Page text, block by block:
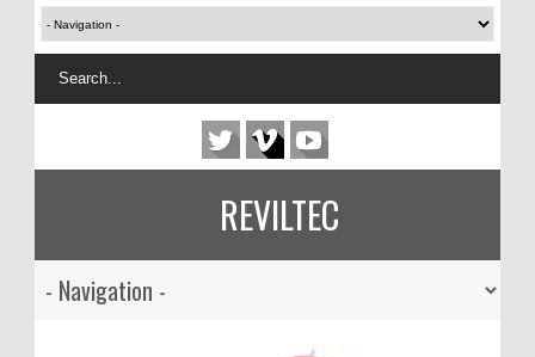
REVILTEC